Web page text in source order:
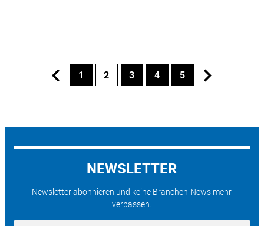
1 2 3 4 5
NEWSLETTER
Newsletter abonnieren und keine Branchen-News mehr
verpassen.